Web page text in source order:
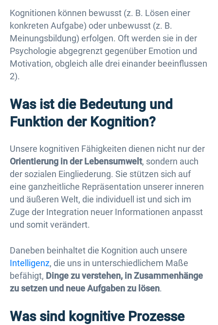
Kognitionen können bewusst (z. B. Lösen einer
konkreten Aufgabe) oder unbewusst (z. B.
Meinungsbildung) erfolgen. Oft werden sie in der
Psychologie abgegrenzt gegenüber Emotion und
Motivation, obgleich alle drei einander beeinflussen
2).
Was ist die Bedeutung und
Funktion der Kognition?
Unsere kognitiven Fähigkeiten dienen nicht nur der
Orientierung in der Lebensumwelt, sondern auch
der sozialen Eingliederung. Sie stützen sich auf
eine ganzheitliche Repräsentation unserer inneren
und äußeren Welt, die individuell ist und sich im
Zuge der Integration neuer Informationen anpasst
und somit verändert.
Daneben beinhaltet die Kognition auch unsere
Intelligenz, die uns in unterschiedlichem Maße
befähigt, Dinge zu verstehen, in Zusammenhänge
zu setzen und neue Aufgaben zu lösen.
Was sind kognitive Prozesse